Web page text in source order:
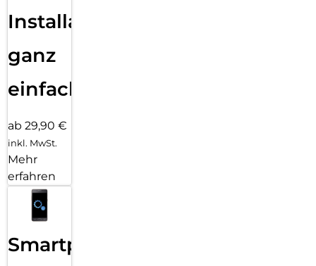
Installation
ganz
einfach
ab 29,90 €
inkl. MwSt.
Mehr
erfahren
Smartphone